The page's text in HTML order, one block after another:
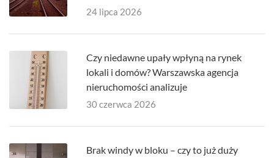
24 lipca 2026
Czy niedawne upały wpłyną na rynek
lokali i domów? Warszawska agencja
nieruchomości analizuje
30 czerwca 2026
Brak windy w bloku – czy to już duży